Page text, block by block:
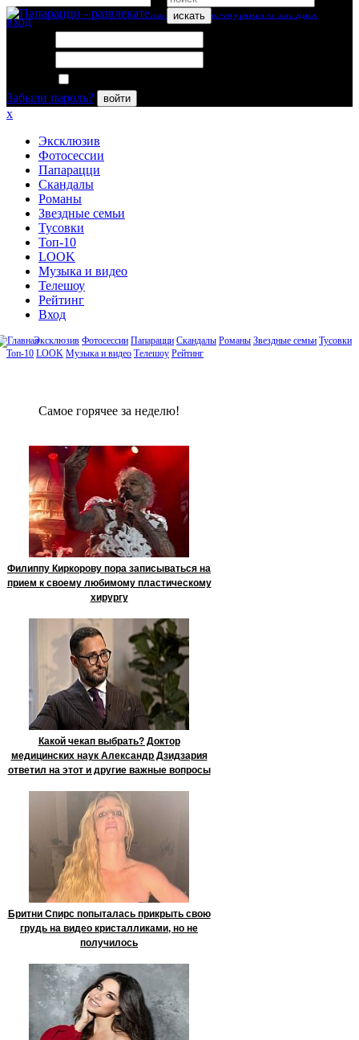
искать
вход
Забыли пароль?
войти
x
Эксклюзив
Фотосессии
Папарацци
Скандалы
Романы
Звездные семьи
Тусовки
Топ-10
LOOK
Музыка и видео
Телешоу
Рейтинг
Вход
Эксклюзив Фотосессии Папарацци Скандалы Романы Звездные семьи Тусовки
Топ-10 LOOK Музыка и видео Телешоу Рейтинг
Сaмое гoрячее за неделю!
Филиппу Киркорову пора записываться на
прием к своему любимому пластическому
хирургу
Какой чекап выбрать? Доктор
медицинских наук Александр Дзидзария
ответил на этот и другие важные вопросы
Бритни Спирс попыталась прикрыть свою
грудь на видео кристалликами, но не
получилось